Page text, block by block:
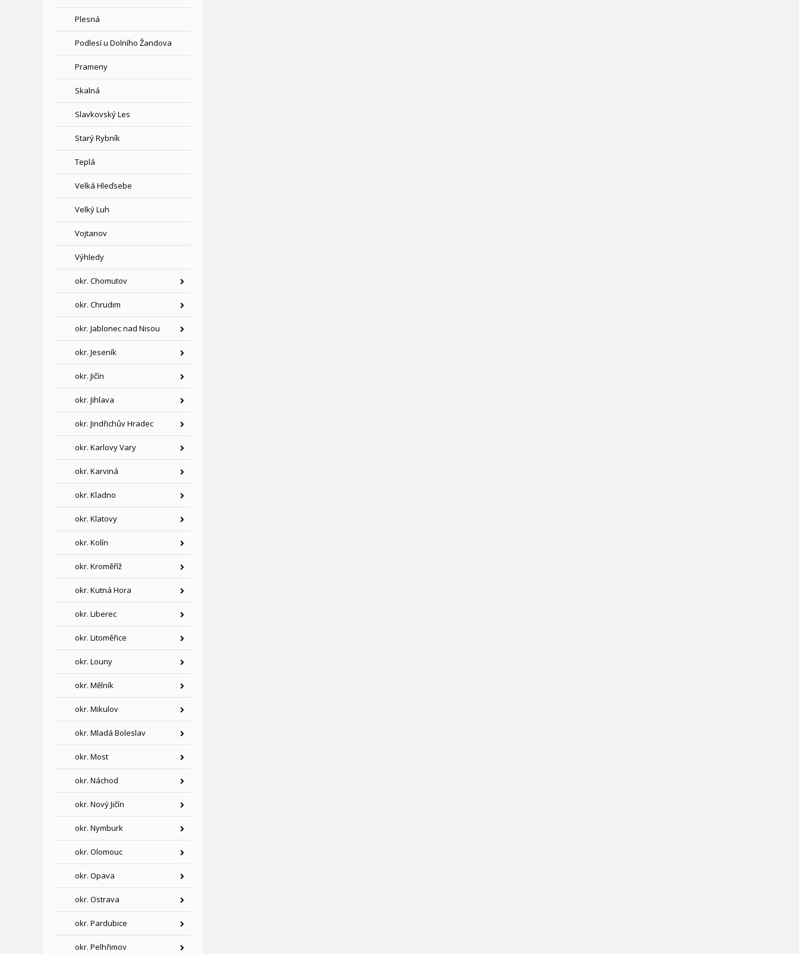
Plesná
Podlesí u Dolního Žandova
Prameny
Skalná
Slavkovský Les
Starý Rybník
Teplá
Velká Hleďsebe
Velký Luh
Vojtanov
Výhledy
okr. Chomutov
okr. Chrudim
okr. Jablonec nad Nisou
okr. Jeseník
okr. Jičín
okr. Jihlava
okr. Jindřichův Hradec
okr. Karlovy Vary
okr. Karviná
okr. Kladno
okr. Klatovy
okr. Kolín
okr. Kroměříž
okr. Kutná Hora
okr. Liberec
okr. Litoměřice
okr. Louny
okr. Mělník
okr. Mikulov
okr. Mladá Boleslav
okr. Most
okr. Náchod
okr. Nový Jičín
okr. Nymburk
okr. Olomouc
okr. Opava
okr. Ostrava
okr. Pardubice
okr. Pelhřimov